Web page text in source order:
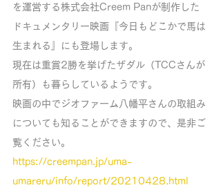
を運営する株式会社Creem Panが制作した
ドキュメンタリー映画『今日もどこかで馬は
生まれる』にも登場します。
現在は重賞2勝を挙げたザダル（TCCさんが
所有）も暮らしているようです。
映画の中でジオファーム八幡平さんの取組み
についても知ることができますので、是非ご
覧ください。
https://creempan.jp/uma-
umareru/info/report/20210428.html